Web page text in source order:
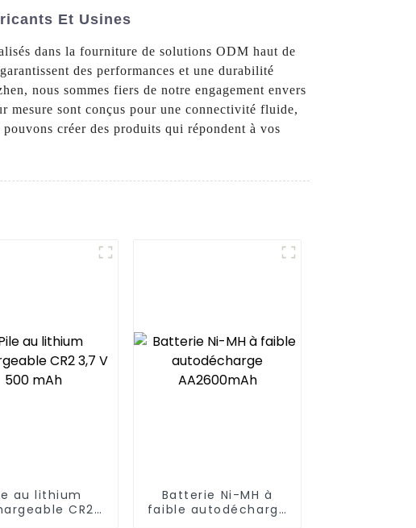
Et Usines
dans la fourniture de solutions ODM haut de
des performances et une durabilité
nous sommes fiers de notre engagement envers
mesure sont conçus pour une connectivité fluide,
créer des produits qui répondent à vos
au lithium
CR2
Batterie Ni-MH à
faible autodécharge